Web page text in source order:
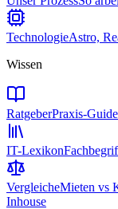
TechnologieAstro,
Wissen
RatgeberPraxis-
IT-Lexikon
VergleicheMieten vs
Inhouse